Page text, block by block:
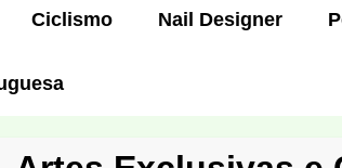
Ciclismo Nail Designer